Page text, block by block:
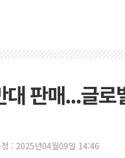
판매...글로
: 2025년04월09일 14:46